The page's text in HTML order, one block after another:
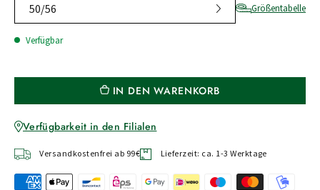
Größentabelle
50/56
Verfügbar
IN DEN WARENKORB
Verfügbarkeit in den Filialen
Versandkostenfrei ab 99€ Lieferzeit: ca. 1-3 Werktage